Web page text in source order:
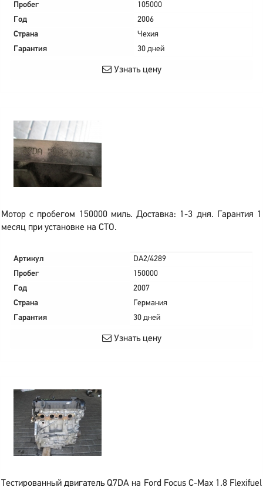
Пробег
105000
Год
2006
Страна
Чехия
Гарантия
30 дней
Узнать цену
Мотор с пробегом 150000 миль. Доставка: 1-3 дня. Гарантия 1
месяц при установке на СТО.
Артикул
DA2/4289
Пробег
150000
Год
2007
Страна
Германия
Гарантия
30 дней
Узнать цену
Тестированный двигатель Q7DA на Ford Focus C-Max 1.8 Flexifuel